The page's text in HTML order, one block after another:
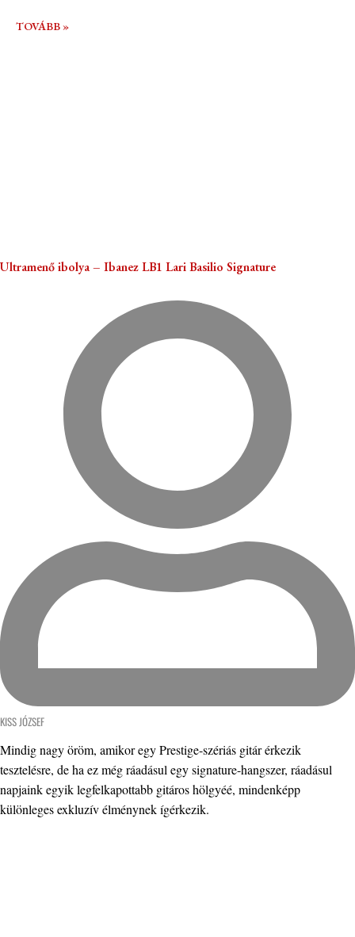
TOVÁBB »
Ultramenő ibolya – Ibanez LB1 Lari Basilio Signature
KISS JÓZSEF
Mindig nagy öröm, amikor egy Prestige-szériás gitár érkezik
tesztelésre, de ha ez még ráadásul egy signature-hangszer, ráadásul
napjaink egyik legfelkapottabb gitáros hölgyéé, mindenképp
különleges exkluzív élménynek ígérkezik.